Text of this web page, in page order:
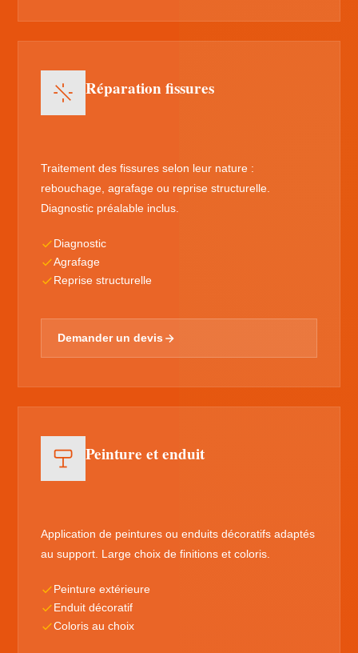
Réparation fissures
Traitement des fissures selon leur nature :
rebouchage, agrafage ou reprise structurelle.
Diagnostic préalable inclus.
Diagnostic
Agrafage
Reprise structurelle
Demander un devis
Peinture et enduit
Application de peintures ou enduits décoratifs adaptés
au support. Large choix de finitions et coloris.
Peinture extérieure
Enduit décoratif
Coloris au choix